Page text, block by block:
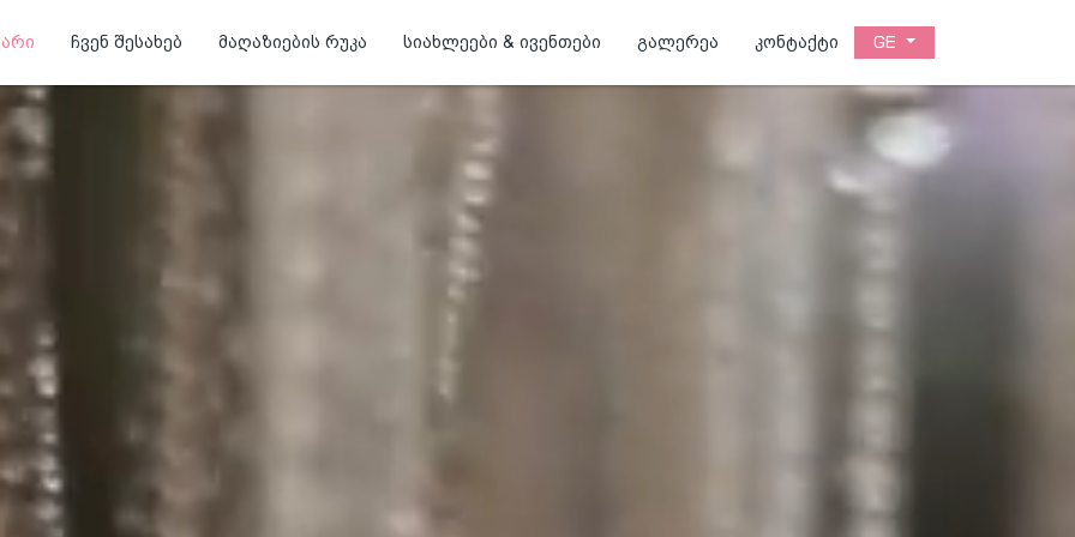
ჩვენ შესახებ მაღაზიების რუკა სიახლეები & ივენთები გალერეა კონტაქტი GE